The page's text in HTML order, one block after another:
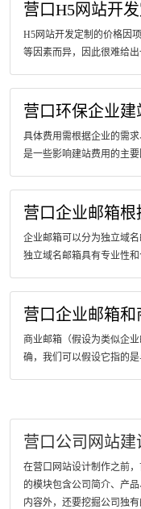
营口H5网站开
H5网站开发定制的价格因
等因素而异，因此很难给
营口环保企业
具体费用需根据企业的需
是一些影响建站费用的主
营口企业邮箱
企业邮箱可以分为独立域
独立域名邮箱具有专业性
营口企业邮箱
商业邮箱（假设为类似企
确，我们可以假设它指的
营口公司网站建
在营口网站设计制作之前
的模块包含公司简介、产
内容外，还要挖掘公司独